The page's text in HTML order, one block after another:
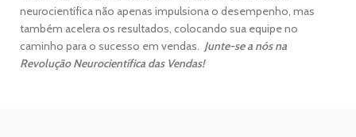
neurocientífica não apenas impulsiona o desempenho, mas
também acelera os resultados, colocando sua equipe no
caminho para o sucesso em vendas. Junte-se a nós na
Revolução Neurocientífica das Vendas!